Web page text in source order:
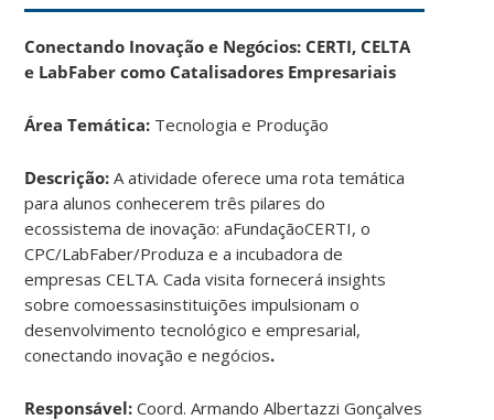
Conectando Inovação e Negócios: CERTI, CELTA
e LabFaber como Catalisadores Empresariais
Área Temática: Tecnologia e Produção
Descrição:A atividade oferece uma rota temática
para alunos conhecerem três pilares do
ecossistema de inovação: aFundaçãoCERTI, o
CPC/LabFaber/Produza e a incubadora de
empresas CELTA. Cada visita fornecerá insights
sobre comoessasinstituições impulsionam o
desenvolvimento tecnológico e empresarial,
conectando inovação e negócios.
Responsável:Coord. Armando Albertazzi Gonçalves